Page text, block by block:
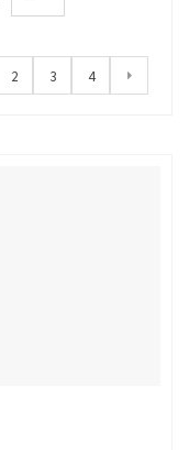
2 3 4